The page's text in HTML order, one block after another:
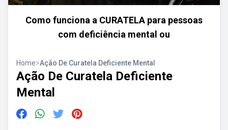
Como funciona a CURATELA para pessoas
com deficiência mental ou
Home>Ação De Curatela Deficiente Mental
Ação De Curatela Deficiente
Mental